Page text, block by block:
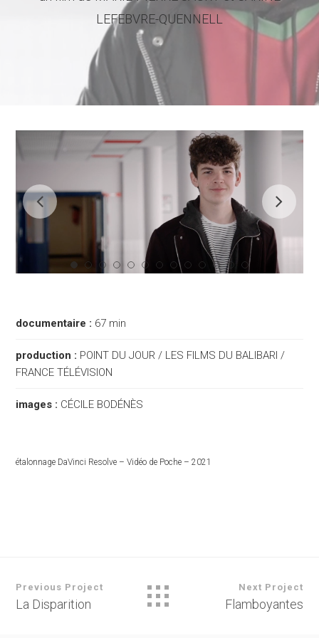
LEFEBVRE-QUENNELL
documentaire : 67 min
production : POINT DU JOUR / LES FILMS DU BALIBARI /
FRANCE TÉLÉVISION
images : CÉCILE BODÉNÈS
étalonnage DaVinci Resolve – Vidéo de Poche – 2021
Previous Project
La Disparition
Next Project
Flamboyantes